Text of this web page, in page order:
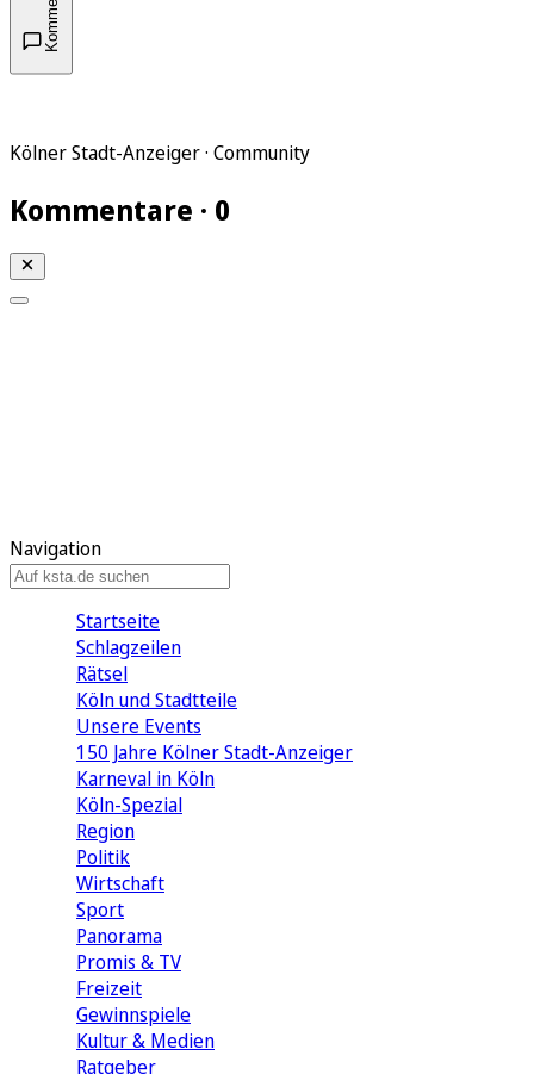
Kölner Stadt-Anzeiger · Community
Kommentare · 0
Navigation
Startseite
Schlagzeilen
Rätsel
Köln und Stadtteile
Unsere Events
150 Jahre Kölner Stadt-Anzeiger
Karneval in Köln
Köln-Spezial
Region
Politik
Wirtschaft
Sport
Panorama
Promis & TV
Freizeit
Gewinnspiele
Kultur & Medien
Ratgeber